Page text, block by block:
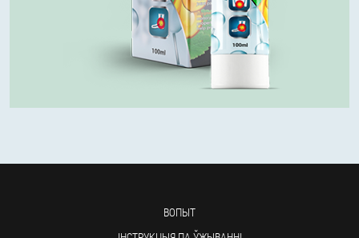
ВОПЫТ